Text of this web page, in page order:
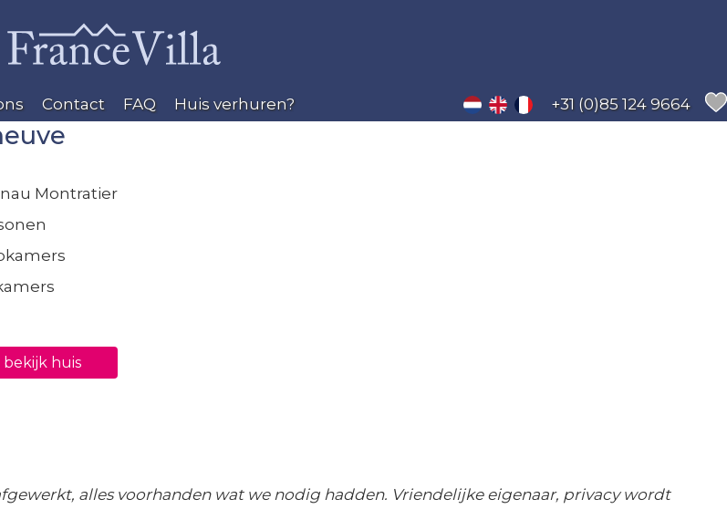
Contact FAQ Huis verhuren? +31 (0)85 124 9664
Montratier
bekijk huis
alles voorhanden wat we nodig hadden. Vriendelijke eigenaar, privacy wordt